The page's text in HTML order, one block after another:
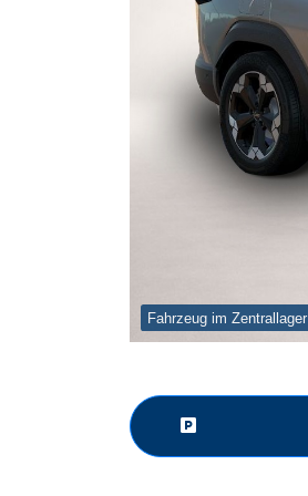
Fahrzeug im Zentrallager